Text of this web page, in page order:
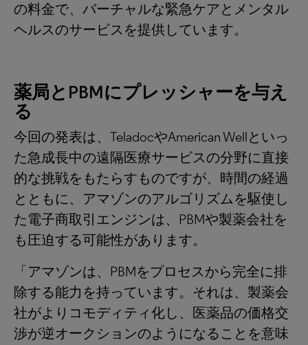
の料金で、バーチャルな緊急ケアとメンタル
ヘルスのサービスを提供しています。
薬局とPBMにプレッシャーを与え
る
今回の発表は、TeladocやAmerican Wellといっ
た急成長中の遠隔医療サービスの分野に直接
的な挑戦をもたらすものですが、時間の経過
とともに、アマゾンのアルゴリズムを駆使し
た電子商取引エンジンは、PBMや製薬会社を
も圧迫する可能性があります。
「アマゾンは、PBMをプロセスから完全に排
除する能力を持っています。それは、製薬会
社がよりコモディティ化し、医薬品の価格交
渉が逆オークションのようになることを意味